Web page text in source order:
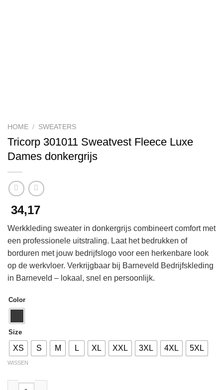
HOME / SWEATERS
Tricorp 301011 Sweatvest Fleece Luxe
Dames donkergrijs
34,17
Werkkleding sweater in donkergrijs combineert comfort met
een professionele uitstraling. Laat het bedrukken of
borduren met jouw bedrijfslogo voor een herkenbare look
op de werkvloer. Verkrijgbaar bij Barneveld Bedrijfskleding
in Barneveld – lokaal, snel en persoonlijk.
Color
Size
XS S M L XL XXL 3XL 4XL 5XL
WISSEN
Tricorp 301011 Sweatvest Fleece Luxe Dames donkergrijs